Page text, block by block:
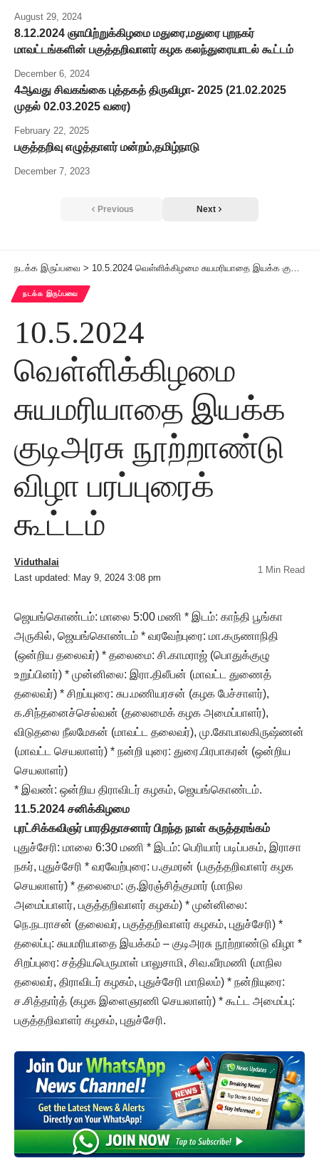
August 29, 2024
8.12.2024 ஞாயிற்றுக்கிழமை மதுரை,மதுரை புறநகர்
மாவட்டங்களின் பகுத்தறிவாளர் கழக கலந்துரையாடல் கூட்டம்
December 6, 2024
4ஆவது சிவகங்கை புத்தகத் திருவிழா- 2025 (21.02.2025
முதல் 02.03.2025 வரை)
February 22, 2025
பகுத்தறிவு எழுத்தாளர் மன்றம்,தமிழ்நாடு
December 7, 2023
Previous Next
நடக்க இருப்பவை > 10.5.2024 வெள்ளிக்கிழமை சுயமரியாதை இயக்க குடிஅரசு நூற்றாண்டு விழா பரப்புரைக் கூட்டம்
நடக்க இருப்பவை
10.5.2024
வெள்ளிக்கிழமை
சுயமரியாதை இயக்க
குடிஅரசு நூற்றாண்டு
விழா பரப்புரைக்
கூட்டம்
Last updated: May 9, 2024 3:08 pm
Viduthalai
1 Min Read
ஜெயங்கொண்டம்: மாலை 5:00 மணி * இடம்: காந்தி பூங்கா
அருகில், ஜெயங்கொண்டம் * வரவேற்புரை: மா.கருணாநிதி
(ஒன்றிய தலைவர்) * தலைமை: சி.காமராஜ் (பொதுக்குழு
உறுப்பினர்) * முன்னிலை: இரா.திலீபன் (மாவட்ட துணைத்
தலைவர்) * சிறப்யுரை: சுப.மணியரசன் (கழக பேச்சாளர்),
க.சிந்தனைச்செல்வன் (தலைமைக் கழக அமைப்பாளர்),
விடுதலை நீலமேகன் (மாவட்ட தலைவர்), மு.கோபாலகிருஷ்ணன்
(மாவட்ட செயலாளர்) * நன்றி யுரை: துரை.பிரபாகரன் (ஒன்றிய
செயலாளர்)
* இவண்: ஒன்றிய திராவிடர் கழகம், ஜெயங்கொண்டம்.
11.5.2024 சனிக்கிழமை
புரட்சிக்கவிஞர் பாரதிதாசனார் பிறந்த நாள் கருத்தரங்கம்
புதுச்சேரி: மாலை 6:30 மணி * இடம்: பெரியார் படிப்பகம், இராசா
நகர், புதுச்சேரி * வரவேற்புரை: ப.குமரன் (பகுத்தறிவாளர் கழக
செயலாளர்) * தலைமை: கு.இரஞ்சித்குமார் (மாநில
அமைப்பாளர், பகுத்தறிவாளர் கழகம்) * முன்னிலை:
நெ.நடராசன் (தலைவர், பகுத்தறிவாளர் கழகம், புதுச்சேரி) *
தலைப்பு: சுயமரியாதை இயக்கம் – குடிஅரசு நூற்றாண்டு விழா *
சிறப்புரை: சத்தியபெருமாள் பாலுசாமி, சிவ.வீரமணி (மாநில
தலைவர், திராவிடர் கழகம், புதுச்சேரி மாநிலம்) * நன்றியுரை:
ச.சித்தார்த் (கழக இளைஞரணி செயலாளர்) * கூட்ட அமைப்பு:
பகுத்தறிவாளர் கழகம், புதுச்சேரி.